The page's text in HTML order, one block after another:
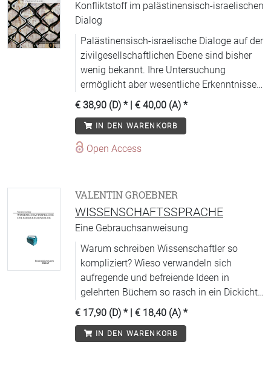
Konfliktstoff im palästinensisch-israelischen
Dialog
Palästinensisch-israelische Dialoge auf der
zivilgesellschaftlichen Ebene sind bisher
wenig bekannt. Ihre Untersuchung
ermöglicht aber wesentliche Erkenntnisse
über die Chancen und Schwierigkeiten der
Zusammenarbeit im Nahostkonflikt, über
Hoffnungen und Erfahrungen,
Gemeinsamkeiten und Unterschiede,
Geschichtsverständnis und die Bedeutung
€ 38,90 (D) * | € 40,00 (A) *
IN DEN WARENKORB
Open Access
VALENTIN GROEBNER
WISSENSCHAFTSSPRACHE
Eine Gebrauchsanweisung
Warum schreiben Wissenschaftler so
kompliziert? Wieso verwandeln sich
aufregende und befreiende Ideen in
gelehrten Büchern so rasch in ein Dickicht
aus beinahe undurchdringlichem, zähem
Jargon? Und wie lässt sich das anders
machen - klarer, griffiger, lesbarer?
€ 17,90 (D) * | € 18,40 (A) *
IN DEN WARENKORB